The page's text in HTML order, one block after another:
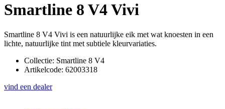
Smartline 8 V4Vivi
Smartline 8 V4 Vivi is een natuurlijke eik met wat knoesten in een
lichte, natuurlijke tint met subtiele kleurvariaties.
Collectie: Smartline 8 V4
Artikelcode: 62003318
vind een dealer